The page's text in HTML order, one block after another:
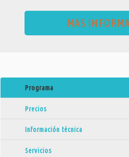
MÁS
Programa
Precios
Información técnica
Servicios